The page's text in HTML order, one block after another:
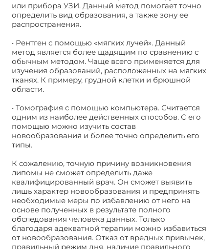
или прибора УЗИ. Данный метод помогает точно
определить вид образования, а также зону ее
распространения.
• Рентген с помощью «мягких лучей». Данный
метод является более щадящим по сравнению с
обычным методом. Чаще всего применяется для
изучения образований, расположенных на мягких
тканях. К примеру, грудной клетки и брюшной
области.
• Томография с помощью компьютера. Считается
одним из наиболее действенных способов. С его
помощью можно изучить состав
новообразования и более точно определить его
типы.
К сожалению, точную причину возникновения
липомы не сможет определить даже
квалифицированный врач. Он сможет выявить
лишь характер новообразования и предпринять
необходимые меры по избавлению от него на
основе полученных в результате полного
обследования человека данных. Только
благодаря адекватной терапии можно избавиться
от новообразования. Отказ от вредных привычек,
правильный режим дня, наличие правильного